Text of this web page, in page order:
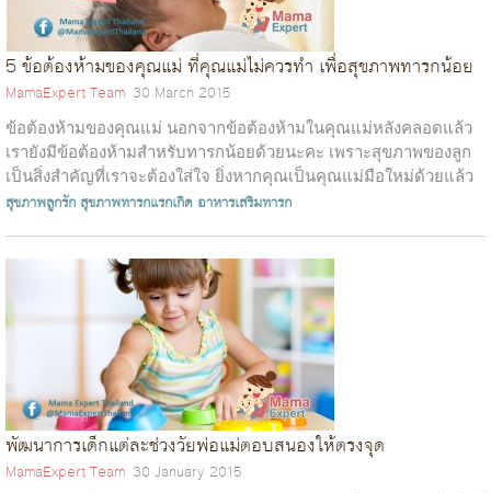
5 ข้อต้องห้ามของคุณแม่ ที่คุณแม่ไม่ควรทำ เพื่อสุขภาพทารกน้อย
MamaExpert Team 30 March 2015
ข้อต้องห้ามของคุณแม่ นอกจากข้อต้องห้ามในคุณแม่หลังคลอดแล้ว
เรายังมีข้อต้องห้ามสำหรับทารกน้อยด้วยนะคะ เพราะสุขภาพของลูก
เป็นสิ่งสำคัญที่เราจะต้องใส่ใจ ยิ่งหากคุณเป็นคุณแม่มือใหม่ด้วยแล้ว
การเรียนรู้...
สุขภาพลูกรัก สุขภาพทารกแรกเกิด อาหารเสริมทารก
พัฒนาการเด็กแต่ละช่วงวัยพ่อแม่ตอบสนองให้ตรงจุด
MamaExpert Team 30 January 2015